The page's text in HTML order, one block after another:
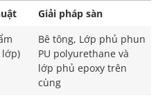
Giải pháp sàn
lớp)
Bê tông, Lớp phủ phun
PU polyurethane và
lớp phủ epoxy trên
cùng